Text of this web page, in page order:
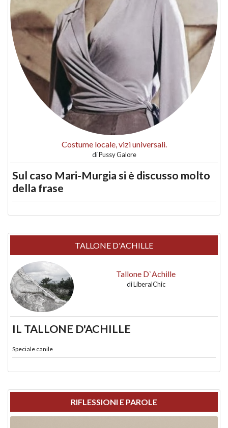
Costume locale, vizi universali.
diPussy Galore
Sul caso Mari-Murgia si è discusso molto
della frase
TALLONE D'ACHILLE
Tallone D`Achille
diLiberalChic
IL TALLONE D'ACHILLE
Speciale canile
RIFLESSIONI E PAROLE